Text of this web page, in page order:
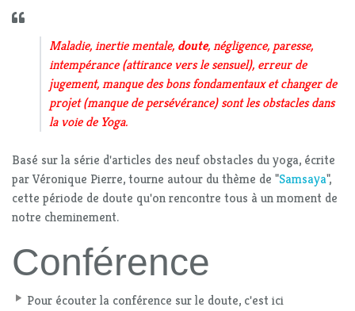
Maladie, inertie mentale, doute, négligence, paresse,
intempérance (attirance vers le sensuel), erreur de
jugement, manque des bons fondamentaux et changer de
projet (manque de persévérance) sont les obstacles dans
la voie de Yoga.
Basé sur la série d'articles des neuf obstacles du yoga, écrite
par Véronique Pierre, tourne autour du thème de "Samsaya",
cette période de doute qu'on rencontre tous à un moment de
notre cheminement.
Conférence
Pour écouter la conférence sur le doute, c'est ici